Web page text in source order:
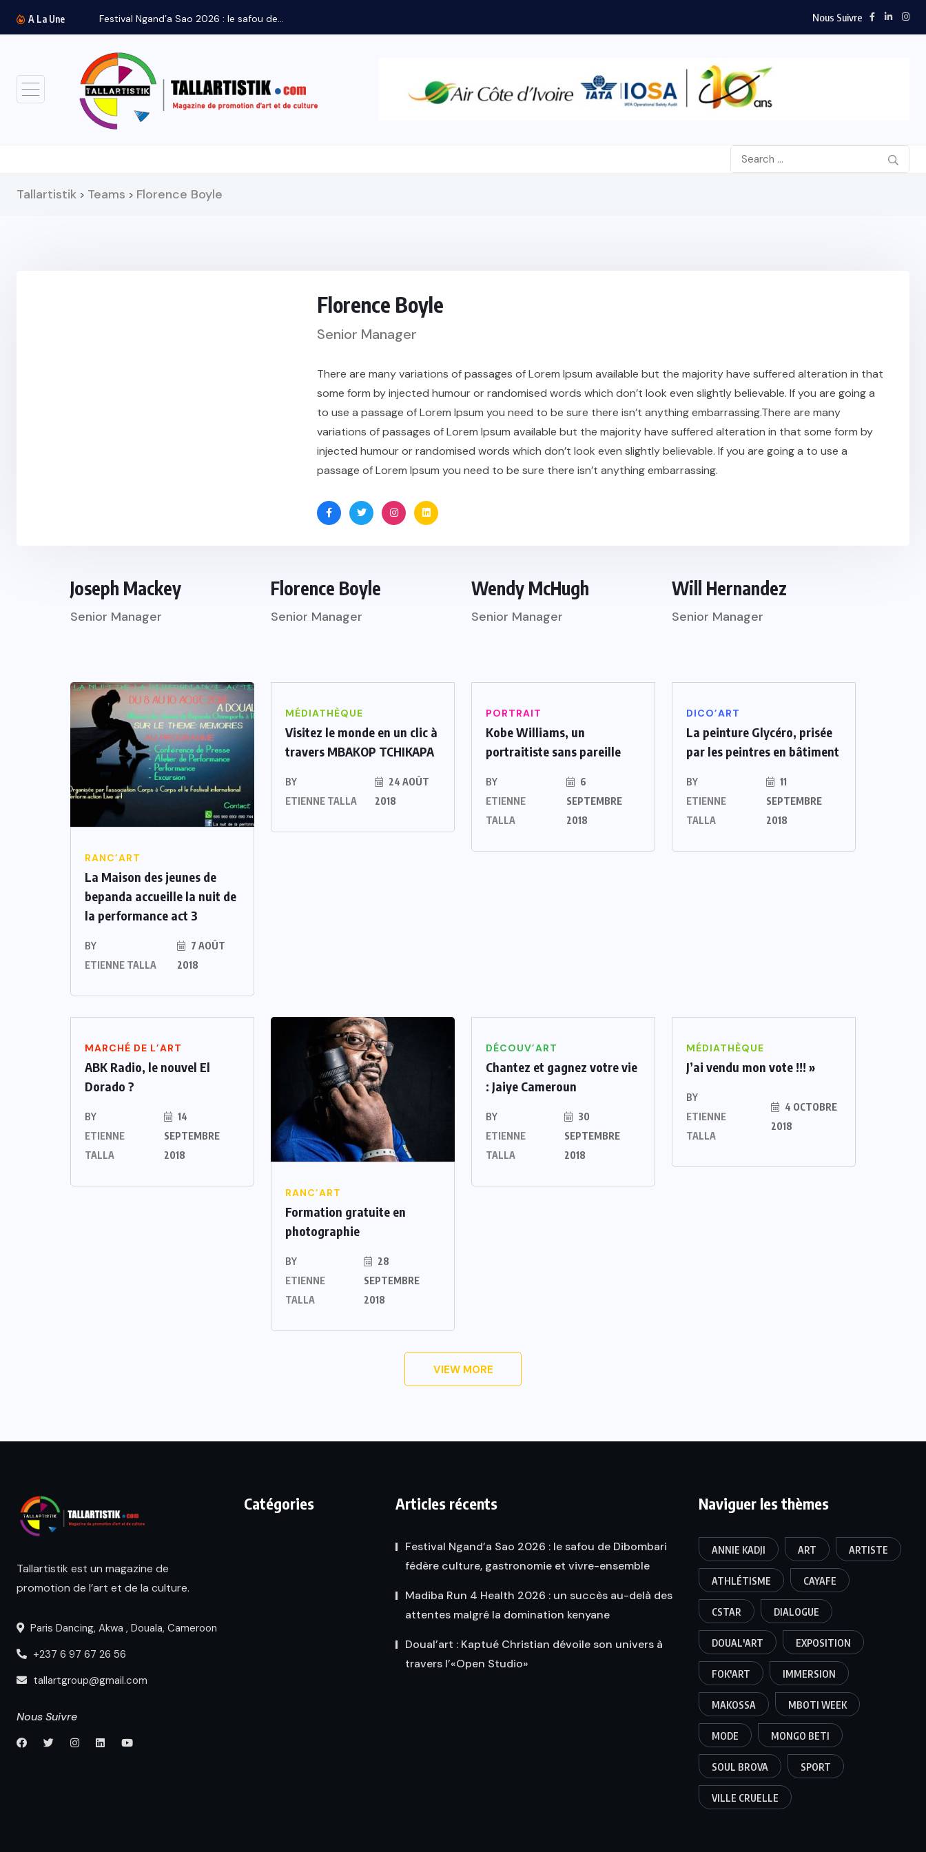
A La Une Festival Ngand’a Sao 2026 : le safou de... Nous Suivre
Tallartistik > Teams > Florence Boyle
Florence Boyle
Senior Manager
There are many variations of passages of Lorem Ipsum available but the majority have suffered alteration in that
some form by injected humour or randomised words which don’t look even slightly believable. If you are going a
to use a passage of Lorem Ipsum you need to be sure there isn’t anything embarrassing.There are many
variations of passages of Lorem Ipsum available but the majority have suffered alteration in that some form by
injected humour or randomised words which don’t look even slightly believable. If you are going a to use a
passage of Lorem Ipsum you need to be sure there isn’t anything embarrassing.
Joseph Mackey
Senior Manager
Florence Boyle
Senior Manager
Wendy McHugh
Senior Manager
Will Hernandez
Senior Manager
RANC’ART
La Maison des jeunes de
bepanda accueille la nuit de
la performance act 3
BY
ETIENNE TALLA
7 AOÛT
2018
MÉDIATHÈQUE
Visitez le monde en un clic à
travers MBAKOP TCHIKAPA
BY
ETIENNE TALLA
24 AOÛT
2018
PORTRAIT
Kobe Williams, un
portraitiste sans pareille
BY
ETIENNE
TALLA
6
SEPTEMBRE
2018
DICO’ART
La peinture Glycéro, prisée
par les peintres en bâtiment
BY
ETIENNE
TALLA
11
SEPTEMBRE
2018
MARCHÉ DE L’ART
ABK Radio, le nouvel El
Dorado ?
BY
ETIENNE
TALLA
14
SEPTEMBRE
2018
RANC’ART
Formation gratuite en
photographie
BY
ETIENNE
TALLA
28
SEPTEMBRE
2018
DÉCOUV’ART
Chantez et gagnez votre vie
: Jaiye Cameroun
BY
ETIENNE
TALLA
30
SEPTEMBRE
2018
MÉDIATHÈQUE
J’ai vendu mon vote !!! »
BY
ETIENNE
TALLA
4 OCTOBRE
2018
VIEW MORE
Tallartistik est un magazine de
promotion de l’art et de la culture.
Paris Dancing, Akwa , Douala, Cameroon
+237 6 97 67 26 56
tallartgroup@gmail.com
Nous Suivre
Catégories Articles récents
Festival Ngand’a Sao 2026 : le safou de Dibombari
fédère culture, gastronomie et vivre-ensemble
Madiba Run 4 Health 2026 : un succès au-delà des
attentes malgré la domination kenyane
Doual’art : Kaptué Christian dévoile son univers à
travers l’«Open Studio»
Naviguer les thèmes
ANNIE KADJI ART ARTISTE
ATHLÉTISME CAYAFE
CSTAR DIALOGUE
DOUAL'ART EXPOSITION
FOK'ART IMMERSION
MAKOSSA MBOTI WEEK
MODE MONGO BETI
SOUL BROVA SPORT
VILLE CRUELLE